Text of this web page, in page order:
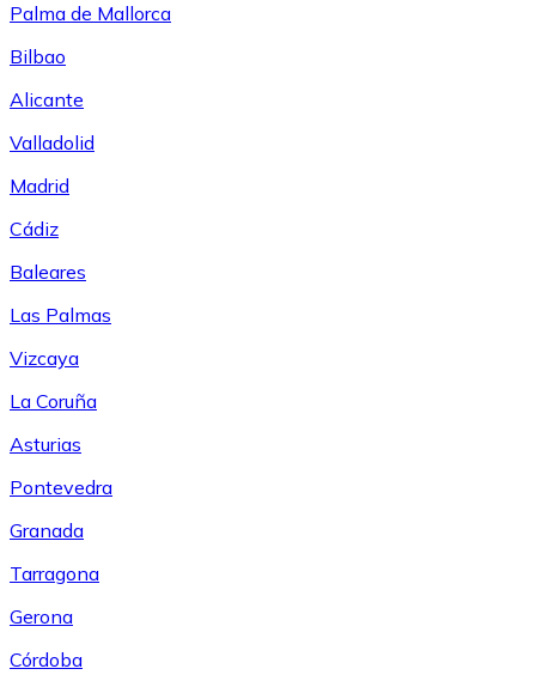
Palma de Mallorca
Bilbao
Alicante
Valladolid
Madrid
Cádiz
Baleares
Las Palmas
Vizcaya
La Coruña
Asturias
Pontevedra
Granada
Tarragona
Gerona
Córdoba